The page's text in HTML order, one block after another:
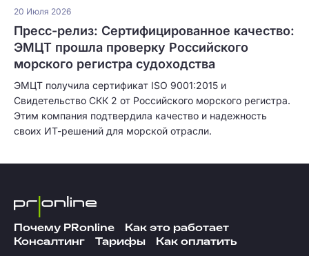
20 Июля 2026
Пресс-релиз: Сертифицированное качество:
ЭМЦТ прошла проверку Российского
морского регистра судоходства
ЭМЦТ получила сертификат ISO 9001:2015 и
Свидетельство СКК 2 от Российского морского регистра.
Этим компания подтвердила качество и надежность
своих ИТ-решений для морской отрасли.
Почему PRonline
Как это работает
Консалтинг
Тарифы Как оплатить